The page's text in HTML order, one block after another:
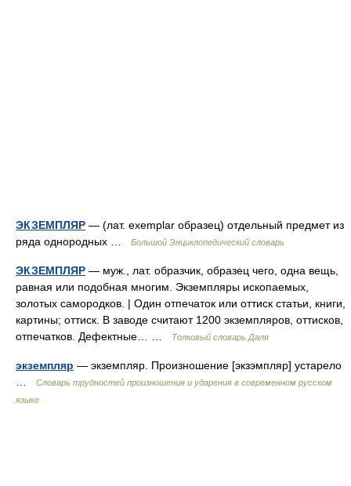
ЭКЗЕМПЛЯР — (лат. exemplar образец) отдельный предмет из
ряда однородных …
Большой Энциклопедический словарь
ЭКЗЕМПЛЯР — муж., лат. образчик, образец чего, одна вещь,
равная или подобная многим. Экземпляры ископаемых,
золотых самородков. | Один отпечаток или оттиск статьи, книги,
картины; оттиск. В заводе считают 1200 экземпляров, оттисков,
отпечатков. Дефектные… …
Толковый словарь Даля
экземпляр — экземпляр. Произношение [экзэмпляр] устарело
Словарь трудностей произношения и ударения в современном русском
языке